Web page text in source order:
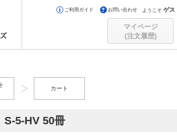
ご利用ガイド お問い合わせ ようこそ ゲス
マイページ
(注文履歴)
カート
5-HV 50冊